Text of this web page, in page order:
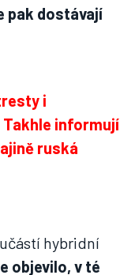
pak dostávají
i
informují
ruská
hybridní
objevilo, v té